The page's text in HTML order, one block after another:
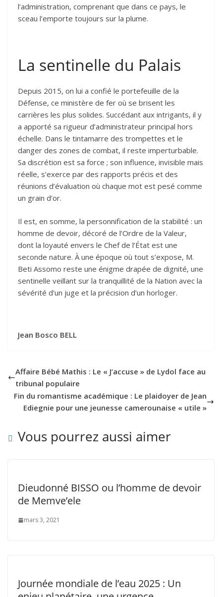
l’administration, comprenant que dans ce pays, le
sceau l’emporte toujours sur la plume.
La sentinelle du Palais
Depuis 2015, on lui a confié le portefeuille de la
Défense, ce ministère de fer où se brisent les
carrières les plus solides. Succédant aux intrigants, il y
a apporté sa rigueur d’administrateur principal hors
échelle. Dans le tintamarre des trompettes et le
danger des zones de combat, il reste imperturbable.
Sa discrétion est sa force ; son influence, invisible mais
réelle, s’exerce par des rapports précis et des
réunions d’évaluation où chaque mot est pesé comme
un grain d’or.
Il est, en somme, la personnification de la stabilité : un
homme de devoir, décoré de l’Ordre de la Valeur,
dont la loyauté envers le Chef de l’État est une
seconde nature. À une époque où tout s’expose, M.
Beti Assomo reste une énigme drapée de dignité, une
sentinelle veillant sur la tranquillité de la Nation avec la
sévérité d’un juge et la précision d’un horloger.
Jean Bosco BELL
Affaire Bébé Mathis : Le « J’accuse » de Lydol face au
tribunal populaire
Fin du romantisme académique : Le plaidoyer de Jean
Ediegnie pour une jeunesse camerounaise « utile »
Vous pourrez aussi aimer
Dieudonné BISSO ou l’homme de devoir
de Memve’ele
mars 3, 2021
Journée mondiale de l’eau 2025 : Un